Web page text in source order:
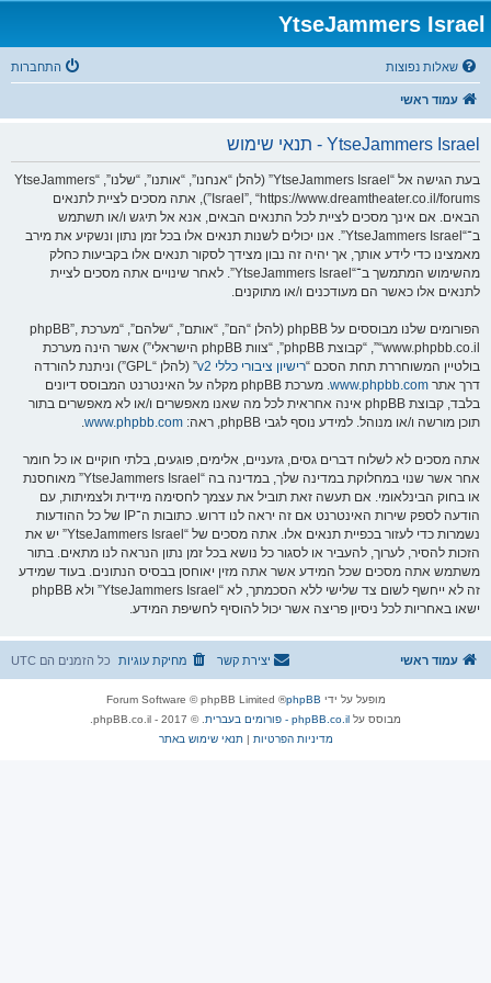
YtseJammers Israel
שאלות נפוצות התחברות
עמוד ראשי
YtseJammers Israel - תנאי שימוש
בעת הגישה אל “YtseJammers Israel” (להלן “אנחנו”, “אותנו”, “שלנו”, “YtseJammers
Israel”, “https://www.dreamtheater.co.il/forums”), אתה מסכים לציית לתנאים
הבאים. אם אינך מסכים לציית לכל התנאים הבאים, אנא אל תיגש ו/או תשתמש
ב־“YtseJammers Israel”. אנו יכולים לשנות תנאים אלו בכל זמן נתון ונשקיע את מירב
מאמצינו כדי לידע אותך, אך יהיה זה נבון מצידך לסקור תנאים אלו בקביעות כחלק
מהשימוש המתמשך ב־“YtseJammers Israel”. לאחר שינויים אתה מסכים לציית
לתנאים אלו כאשר הם מעודכנים ו/או מתוקנים.
הפורומים שלנו מבוססים על phpBB (להלן “הם”, “אותם”, “שלהם”, “מערכת phpBB”,
“www.phpbb.co.il”, “קבוצת phpBB”, “צוות phpBB הישראלי”) אשר הינה מערכת
בולטיין המשוחררת תחת הסכם “רישיון ציבורי כללי v2
” (להלן “GPL”) וניתנת להורדה
דרך אתר www.phpbb.com
. מערכת phpBB מקלה על האינטרנט המבוסס דיונים
בלבד, קבוצת phpBB אינה אחראית לכל מה שאנו מאפשרים ו/או לא מאפשרים בתור
תוכן מורשה ו/או מנוהל. למידע נוסף לגבי phpBB, ראה:
www.phpbb.com
.
אתה מסכים לא לשלוח דברים גסים, גזעניים, אלימים, פוגעים, בלתי חוקיים או כל חומר
אחר אשר שנוי במחלוקת במדינה שלך, במדינה בה “YtseJammers Israel” מאוחסנת
או בחוק הבינלאומי. אם תעשה זאת תוביל את עצמך לחסימה מיידית ולצמיתות, עם
הודעה לספק שירות האינטרנט אם זה יראה לנו דרוש. כתובות ה־IP של כל ההודעות
נשמרות כדי לעזור בכפיית תנאים אלו. אתה מסכים של “YtseJammers Israel” יש את
הזכות להסיר, לערוך, להעביר או לסגור כל נושא בכל זמן נתון הנראה לנו מתאים. בתור
משתמש אתה מסכים שכל המידע אשר אתה מזין יאוחסן בבסיס הנתונים. בעוד שמידע
זה לא ייחשף לשום צד שלישי ללא הסכמתך, לא “YtseJammers Israel” ולא phpBB
ישאו באחריות לכל ניסיון פריצה אשר יכול להוסיף לחשיפת המידע.
עמוד ראשי כל הזמנים הם UTC מחיקת עוגיות יצירת קשר
מופעל על ידי phpBB
® Forum Software © phpBB Limited
מבוסס על phpBB.co.il - פורומים בעברית
. © 2017 - phpBB.co.il.
מדיניות הפרטיות |תנאי שימוש באתר